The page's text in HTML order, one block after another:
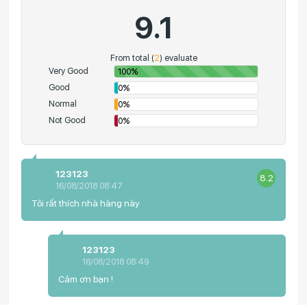
9.1
From total (2) evaluate
Very Good
100%
Good
0%
Normal
0%
Not Good
0%
123123
16/08/2018 08:47
8.2
Tôi rất thích nhà hàng này
123123
16/08/2018 08:49
Cảm ơn bạn !